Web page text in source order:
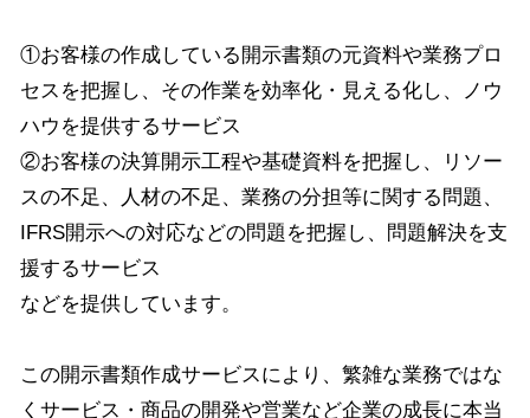
①お客様の作成している開示書類の元資料や業務プロ
セスを把握し、その作業を効率化・見える化し、ノウ
ハウを提供するサービス
②お客様の決算開示工程や基礎資料を把握し、リソー
スの不足、人材の不足、業務の分担等に関する問題、
IFRS開示への対応などの問題を把握し、問題解決を支
援するサービス
などを提供しています。
この開示書類作成サービスにより、繁雑な業務ではな
くサービス・商品の開発や営業など企業の成長に本当